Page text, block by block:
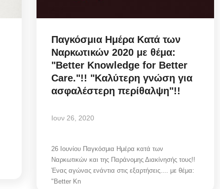
Παγκόσμια Ημέρα Κατά των
Ναρκωτικών 2020 με θέμα:
"Better Knowledge for Better
Care."!! "Καλύτερη γνώση για
ασφαλέστερη περίθαλψη"!!
Ιουν 26, 2020
26 Ιουνίου Παγκόσμια Ημέρα κατά των
Ναρκωτικών και της Παράνομης Διακίνησής τους!!
Ένας αγώνας ενάντια στις εξαρτήσεις.... με θέμα:
"Better Kn